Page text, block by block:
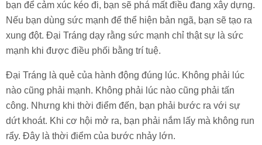
bạn để cảm xúc kéo đi, bạn sẽ phá mất điều đang xây dựng.
Nếu bạn dùng sức mạnh để thể hiện bản ngã, bạn sẽ tạo ra
xung đột. Đại Tráng dạy rằng sức mạnh chỉ thật sự là sức
mạnh khi được điều phối bằng trí tuệ.
Đại Tráng là quẻ của hành động đúng lúc. Không phải lúc
nào cũng phải mạnh. Không phải lúc nào cũng phải tấn
công. Nhưng khi thời điểm đến, bạn phải bước ra với sự
dứt khoát. Khi cơ hội mở ra, bạn phải nắm lấy mà không run
rẩy. Đây là thời điểm của bước nhảy lớn.